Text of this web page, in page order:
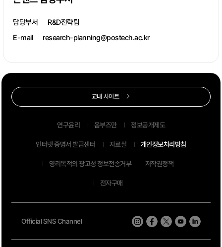
담당부서
R&D전략팀
E-mail
research-planning@postech.ac.kr
Official SNS Channel
연구윤리 옴부즈만 정보공개제도
인터넷 증명서 발급센터 자료실 개인정보처리방침
영리목적의 광고성 정보전송거부 저작권정책
전자구매
교내 사이트